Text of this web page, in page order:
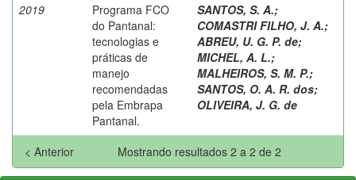
2019
Programa FCO
do Pantanal:
tecnologias e
práticas de
manejo
recomendadas
pela Embrapa
Pantanal.
SANTOS, S. A.;
COMASTRI FILHO, J. A.;
ABREU, U. G. P. de;
MICHEL, A. L.;
MALHEIROS, S. M. P.;
SANTOS, O. A. R. dos;
OLIVEIRA, J. G. de
Mostrando resultados 2 a 2 de 2
< Anterior